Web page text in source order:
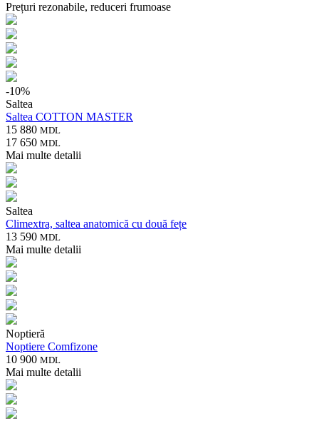
Prețuri rezonabile, reduceri frumoase
-10%
Saltea
Saltea COTTON MASTER
15 880 MDL
17 650 MDL
Mai multe detalii
Saltea
Climextra, saltea anatomică cu două fețe
13 590 MDL
Mai multe detalii
Noptieră
Noptiere Comfizone
10 900 MDL
Mai multe detalii